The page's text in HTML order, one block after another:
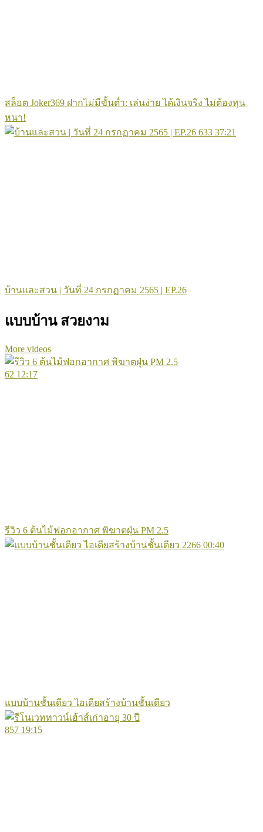
สล็อต Joker369 ฝากไม่มีขั้นต่ำ: เล่นง่าย ได้เงินจริง ไม่ต้องทุน
หนา!
633 37:21
บ้านและสวน | วันที่ 24 กรกฏาคม 2565 | EP.26
แบบบ้าน สวยงาม
More videos
62 12:17
รีวิว 6 ต้นไม้ฟอกอากาศ พิฆาตฝุ่น PM 2.5
2266 00:40
แบบบ้านชั้นเดียว ไอเดียสร้างบ้านชั้นเดียว
857 19:15